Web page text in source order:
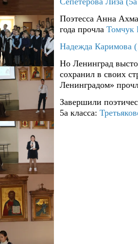
Поэтесса Анна
года прочла Томчук
Надежда Каримова
Но Ленинград
сохранил в своих
Ленинградом»
Завершили
5а класса: